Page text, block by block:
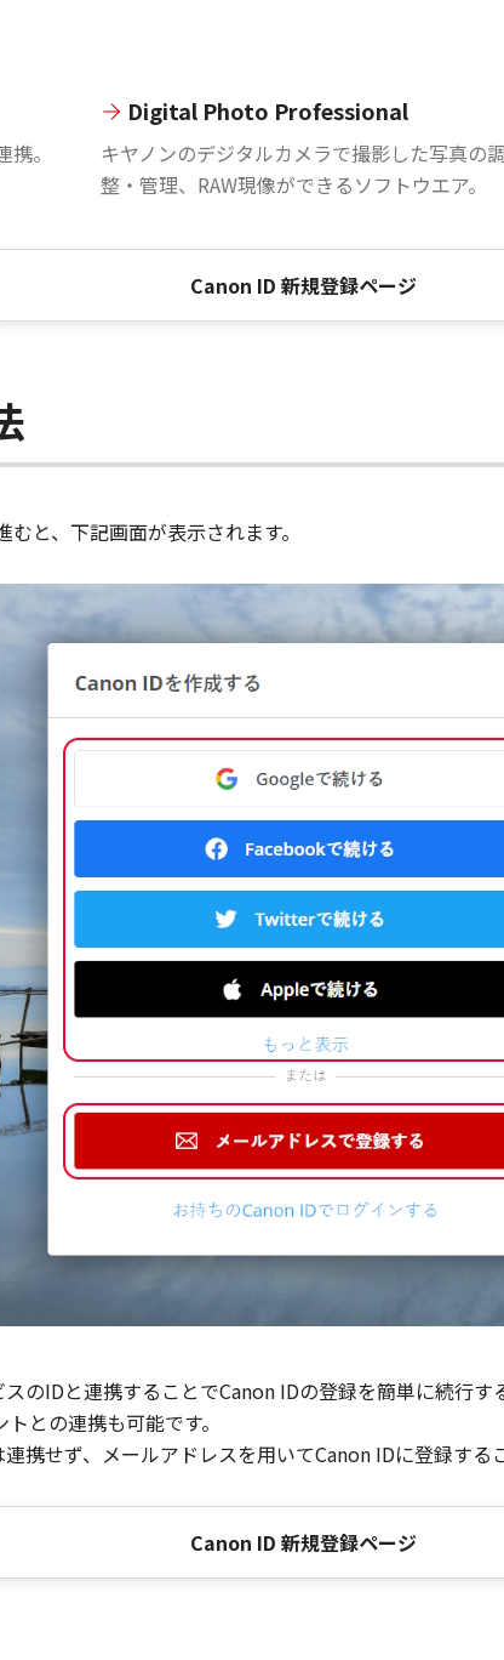
。
Digital Photo Professional
キヤノンのデジタルカメラで撮影した写真の調
整・管理、RAW現像ができるソフトウエア。
Canon ID 新規登録ページ
と、下記画面が表示されます。
IDと連携することでCanon IDの登録を簡単に続行す
との連携も可能です。
せず、メールアドレスを用いてCanon IDに登録する
Canon ID 新規登録ページ